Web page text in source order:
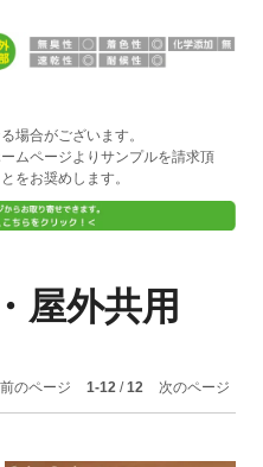
場合がございます。
ムページよりサンプルを請求頂
をお奨めします。
屋外共用
前のページ 1-12/12 次のページ